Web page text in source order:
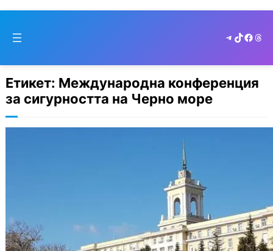
to
Telegram
TikTok
Етикет: Международна конференция
за сигурността на Черно море
международен форум за
сигурността в Черно море.